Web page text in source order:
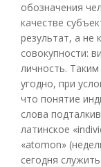
обозначения
качестве
результат, а не
совокупности:
личность.
угодно, при
что понятие
слова
латинское
«atomon»
сегодня